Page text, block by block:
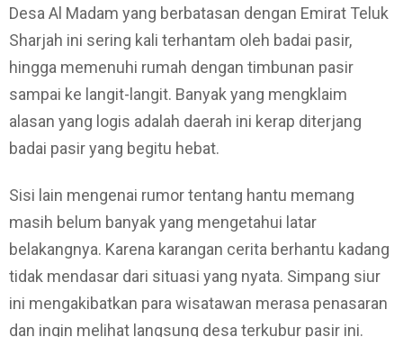
Desa Al Madam yang berbatasan dengan Emirat Teluk
Sharjah ini sering kali terhantam oleh badai pasir,
hingga memenuhi rumah dengan timbunan pasir
sampai ke langit-langit. Banyak yang mengklaim
alasan yang logis adalah daerah ini kerap diterjang
badai pasir yang begitu hebat.
Sisi lain mengenai rumor tentang hantu memang
masih belum banyak yang mengetahui latar
belakangnya. Karena karangan cerita berhantu kadang
tidak mendasar dari situasi yang nyata. Simpang siur
ini mengakibatkan para wisatawan merasa penasaran
dan ingin melihat langsung desa terkubur pasir ini.